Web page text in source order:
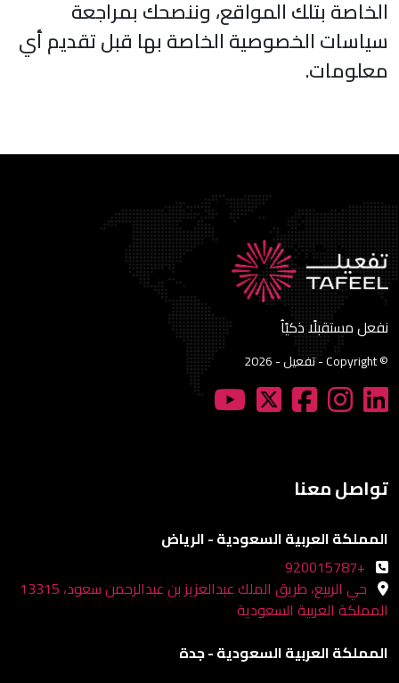
الخاصة بتلك المواقع، وننصحك بمراجعة
سياسات الخصوصية الخاصة بها قبل تقديم أي
معلومات.
نفعل مستقبلًا ذكيًاُ
© Copyright - تفعيل - 2026
تواصل معنا
المملكة العربية السعودية - الرياض
+920015787
حي الربيع، طريق الملك عبدالعزيز بن عبدالرحمن سعود، 13315
المملكة العربية السعودية
المملكة العربية السعودية - جدة